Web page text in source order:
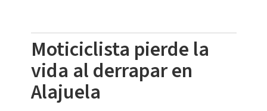
Moticiclista pierde la
vida al derrapar en
Alajuela